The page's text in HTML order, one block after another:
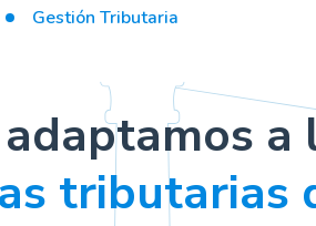
Gestión Tributaria
a
tributarias